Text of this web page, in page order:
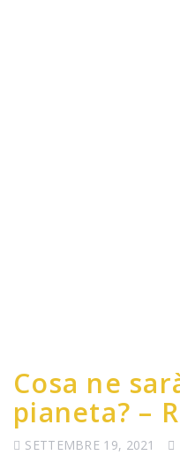
Cosa ne
pianeta? –
SETTEMBRE 19, 2021